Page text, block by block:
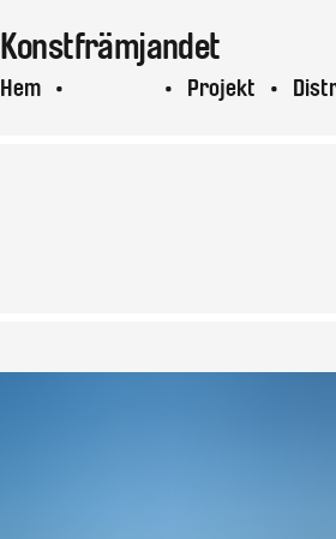
Konstfrämjandet
Hem Projekt